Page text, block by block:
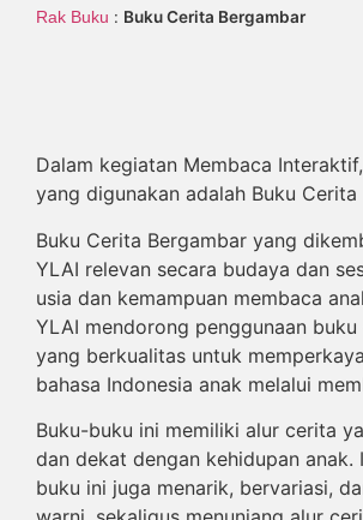
Rak Buku : Buku Cerita Bergambar
Dalam kegiatan Membaca
yang digunakan adalah Buku Cerita
Buku Cerita Bergambar yang
YLAI relevan secara budaya dan
usia dan kemampuan membaca
YLAI mendorong penggunaan
yang berkualitas untuk
bahasa Indonesia anak melalui
Buku-buku ini memiliki alur cerita
dan dekat dengan kehidupan anak.
buku ini juga menarik, bervariasi,